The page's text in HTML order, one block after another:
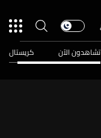
تشاهدون الآن كريستال